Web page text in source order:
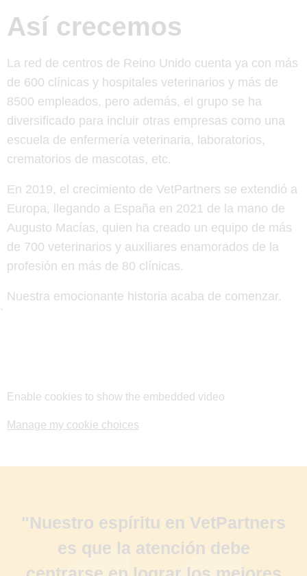
Así crecemos
La red de centros de Reino Unido cuenta ya con más
de 600 clínicas y hospitales veterinarios y más de
8500 empleados, pero además, el grupo se ha
diversificado para incluir otras empresas como una
escuela de enfermería veterinaria, laboratorios,
crematorios de mascotas, etc.
En 2019, el crecimiento de VetPartners se extendió a
Europa, llegando a España en 2021 de la mano de
Augusto Macías, quien ha creado un equipo de más
de 700 veterinarios y auxiliares enamorados de la
profesión en más de 80 clínicas.
Nuestra emocionante historia acaba de comenzar.
`
Enable cookies to show the embedded video
Manage my cookie choices
"Nuestro espíritu en VetPartners
es que la atención debe